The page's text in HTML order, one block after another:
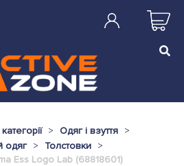
Одяг і взуття
одяг
Толстовки
Ess Logo Lab (68818601)